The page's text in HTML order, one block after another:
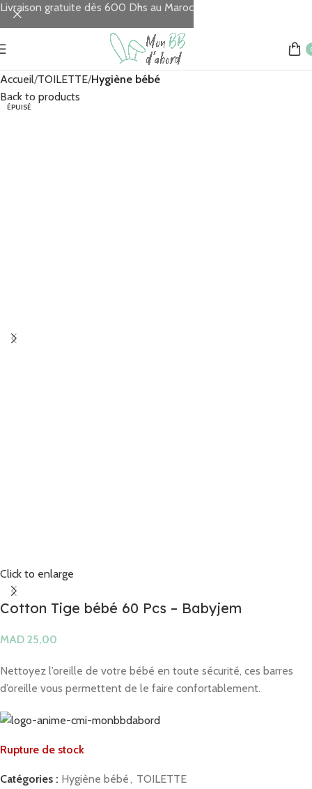
Accueil TOILETTE Hygiène bébé
Back to products
ÉPUISÉ
Click to enlarge
Cotton Tige bébé 60 Pcs – Babyjem
MAD
Nettoyez l’oreille de votre bébé en toute sécurité, ces barres
d’oreille vous permettent de le faire confortablement.
Rupture de stock
Catégories : Hygiène bébé, TOILETTE
Livraison gratuite dès 600 Dhs au Maroc